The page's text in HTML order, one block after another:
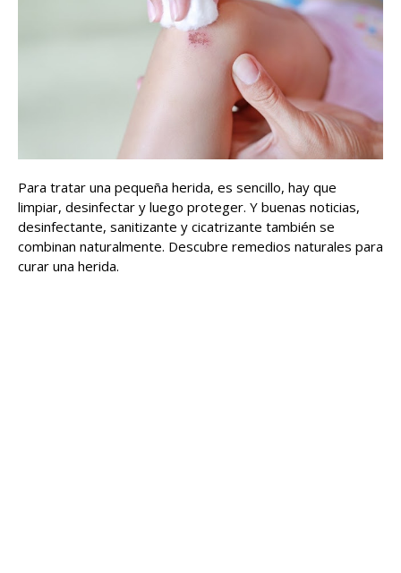
Para tratar una pequeña herida, es sencillo, hay que
limpiar, desinfectar y luego proteger. Y buenas noticias,
desinfectante, sanitizante y cicatrizante también se
combinan naturalmente. Descubre remedios naturales para
curar una herida.